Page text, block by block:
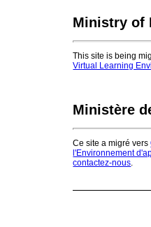
Ministry of
This site is being
Virtual Learning
Ministère
Ce site a migré vers
l'Environnement
contactez-nous